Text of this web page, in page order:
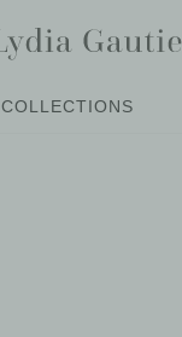
COLLECTIONS